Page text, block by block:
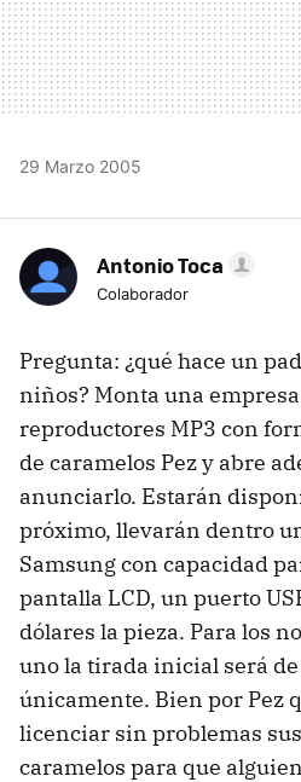
29 Marzo 2005
Antonio Toca
Colaborador
Pregunta: ¿qué hace un
niños? Monta una
reproductores MP3 con
de caramelos Pez y abre
anunciarlo. Estarán
próximo, llevarán dentro
Samsung con capacidad
pantalla LCD, un puerto
dólares la pieza. Para los
uno la tirada inicial será
únicamente. Bien por Pez
licenciar sin problemas
caramelos para que